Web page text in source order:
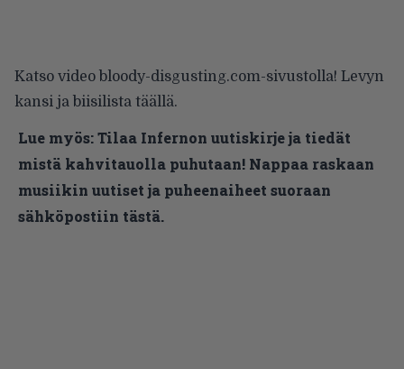
Katso video bloody-disgusting.com-sivustolla! Levyn
kansi ja biisilista täällä.
Lue myös:Tilaa Infernon uutiskirje ja tiedät
mistä kahvitauolla puhutaan! Nappaa raskaan
musiikin uutiset ja puheenaiheet suoraan
sähköpostiin tästä.